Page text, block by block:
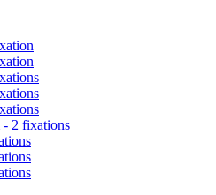
- 2 fixations